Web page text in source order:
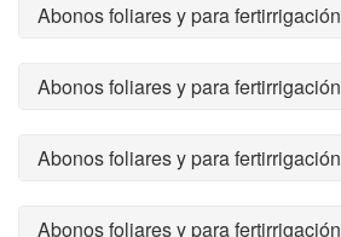
Abonos foliares y para
Abonos foliares y para
Abonos foliares y para
Abonos foliares y para